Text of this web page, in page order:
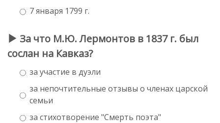
7 января 1799 г.
За что М.Ю. Лермонтов в 1837 г. был
сослан на Кавказ?
за участие в дуэли
за непочтительные отзывы о членах царской
семьи
за стихотворение "Смерть поэта"